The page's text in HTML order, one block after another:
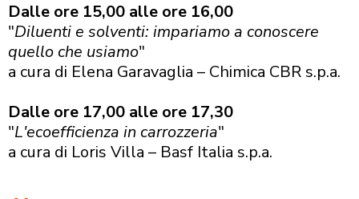
Dalle ore 15,00 alle ore 16,00
"Diluenti e solventi: impariamo a conoscere
quello che usiamo"
a cura di Elena Garavaglia – Chimica CBR s.p.a.
Dalle ore 17,00 alle ore 17,30
"L'ecoefficienza in carrozzeria"
a cura di Loris Villa – Basf Italia s.p.a.